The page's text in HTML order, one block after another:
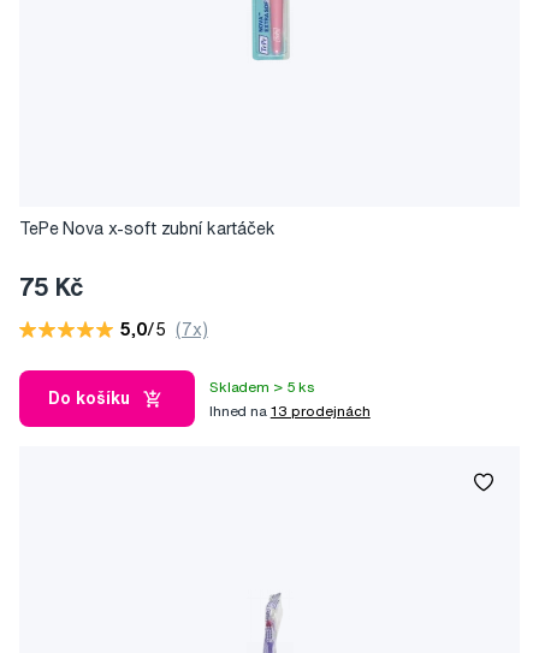
TePe Nova x-soft zubní kartáček
75 Kč
5,0/5 (7x)
Do košíku
Skladem > 5 ks
Ihned na 13 prodejnách